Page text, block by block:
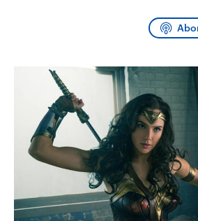
und Kandidaten der anstehenden